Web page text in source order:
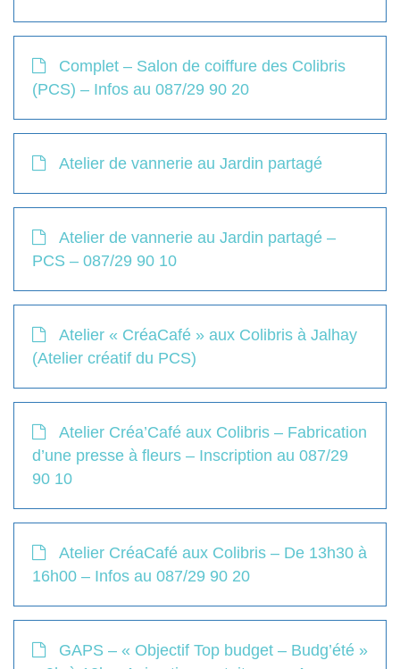
Complet – Salon de coiffure des Colibris
(PCS) – Infos au 087/29 90 20
Atelier de vannerie au Jardin partagé
Atelier de vannerie au Jardin partagé –
PCS – 087/29 90 10
Atelier « CréaCafé » aux Colibris à Jalhay
(Atelier créatif du PCS)
Atelier Créa’Café aux Colibris – Fabrication
d’une presse à fleurs – Inscription au 087/29
90 10
Atelier CréaCafé aux Colibris – De 13h30 à
16h00 – Infos au 087/29 90 20
GAPS – « Objectif Top budget – Budg’été »